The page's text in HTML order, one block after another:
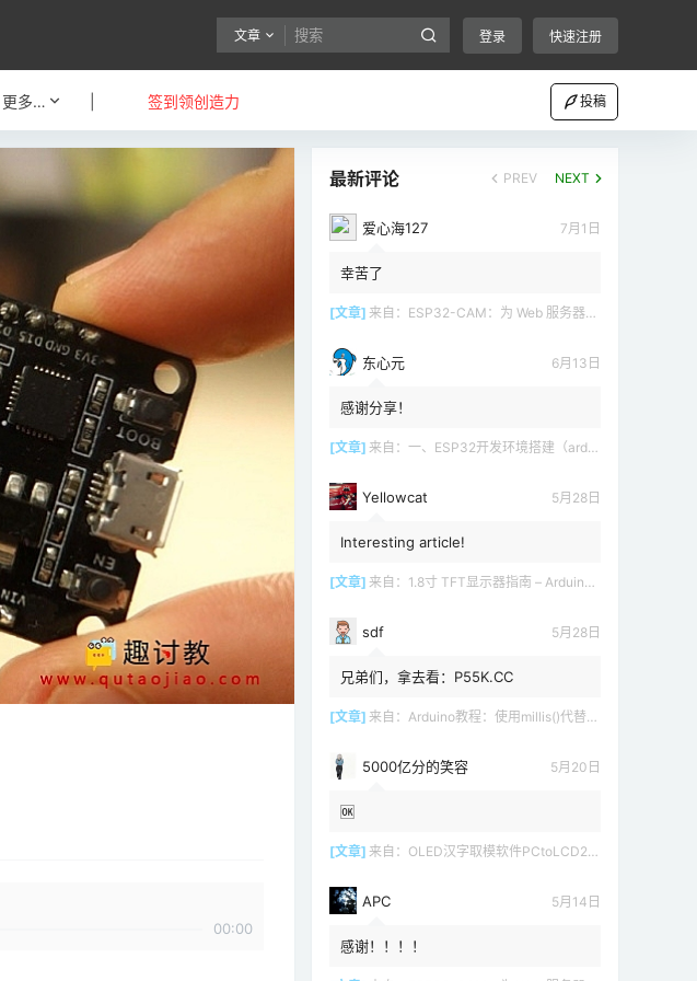
文章 登录 快速注册
更多… 签到领创造力 投稿
00:00
最新评论 PREV NEXT
爱心海127 7月1日
幸苦了
[文章] 来自： ESP32-CAM：为 Web 服务器（Arduino IDE）设置接入点（AP）
东心元 6月13日
感谢分享！
[文章] 来自： 一、ESP32开发环境搭建（arduino）
Yellowcat 5月28日
Interesting article!
[文章] 来自： 1.8寸 TFT显示器指南 – Arduino教程
sdf 5月28日
兄弟们，拿去看：P55K.CC
[文章] 来自： Arduino教程：使用millis()代替delay()
5000亿分的笑容 5月20日
🆗
[文章] 来自： OLED汉字取模软件PCtoLCD2002 LCD1602
APC 5月14日
感谢！！！！